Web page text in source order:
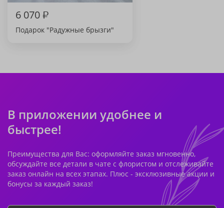
6 070₽
Подарок "Радужные брызги"
В приложении удобнее и
быстрее!
Преимущества для Вас: оформляйте заказ мгновенно,
обсуждайте все детали в чате с флористом и отслеживайте
заказ онлайн на всех этапах. Плюс - эксклюзивные акции и
бонусы за каждый заказ!